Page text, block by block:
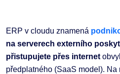
ERP v cloudu znamená
na serverech externího
přistupujete přes internet
předplatného (SaaS model).